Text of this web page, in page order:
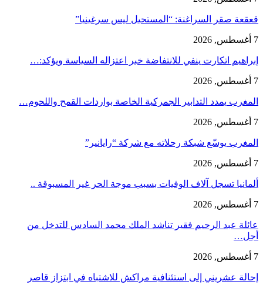
قعقعة صقر السراغنة: “المستحيل ليس سرغينيا”
7 أغسطس, 2026
إبراهيم اتكارت ينفي للانتفاضة خبر اعتزاله السياسة ويؤكد:…
7 أغسطس, 2026
المغرب يمدد التدابير الجمركية الخاصة بواردات القمح واللحوم…
7 أغسطس, 2026
المغرب يوسّع شبكة رحلاته مع شركة “رايانير”
7 أغسطس, 2026
ألمانيا تسجل آلاف الوفيات بسبب موجة الحر غير المسبوقة ..
7 أغسطس, 2026
عائلة عبد الرحيم فقير تناشد الملك محمد السادس للتدخل من
أجل…
7 أغسطس, 2026
إحالة عشريني إلى استئنافية مراكش للاشتباه في ابتزاز قاصر